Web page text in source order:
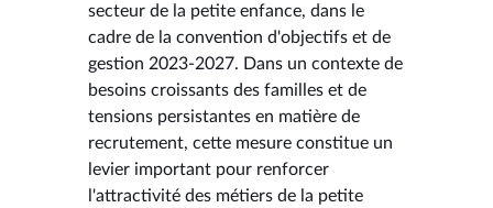
secteur de la petite enfance, dans le
cadre de la convention d'objectifs et de
gestion 2023-2027. Dans un contexte de
besoins croissants des familles et de
tensions persistantes en matière de
recrutement, cette mesure constitue un
levier important pour renforcer
l'attractivité des métiers de la petite